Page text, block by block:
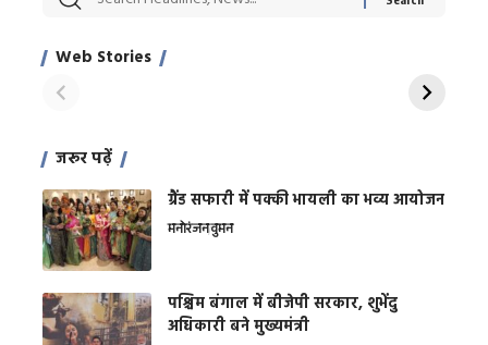
Web Stories
साहिल खान
जरूर पढ़ें
ग्रैंड सफारी में पक्की भायली का भव्य आयोजन
मनोरंजनवुमन
पश्चिम बंगाल में बीजेपी सरकार, शुभेंदु
अधिकारी बने मुख्यमंत्री